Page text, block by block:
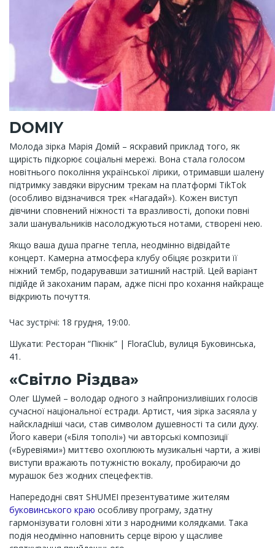
DOMIY
Молода зірка Марія Домій – яскравий приклад того, як
щирість підкорює соціальні мережі. Вона стала голосом
новітнього покоління української лірики, отримавши шалену
підтримку завдяки вірусним трекам на платформі TikTok
(особливо відзначився трек «Нагадай»). Кожен виступ
дівчини сповнений ніжності та вразливості, допоки повні
зали шанувальників насолоджуються нотами, створені нею.
Якщо ваша душа прагне тепла, неодмінно відвідайте
концерт. Камерна атмосфера клубу обіцяє розкрити її
ніжний тембр, подарувавши затишний настрій. Цей варіант
підійде й закоханим парам, адже пісні про кохання найкраще
відкриють почуття.
Час зустрічі: 18 грудня, 19:00.
Шукати: Ресторан “Пікнік” | FloraClub, вулиця Буковинська,
41.
«Світло Різдва»
Олег Шумей – володар одного з найпронизливіших голосів
сучасної національної естради. Артист, чия зірка засяяла у
найскладніші часи, став символом душевності та сили духу.
Його кавери («Біля тополі») чи авторські композиції
(«Буревіями») миттєво охоплюють музикальні чарти, а живі
виступи вражають потужністю вокалу, пробираючи до
мурашок без жодних спецефектів.
Напередодні свят SHUMEI презентуватиме жителям
буковинського краю особливу програму, здатну
гармонізувати головні хіти з народними колядками. Така
подія неодмінно наповнить серце вірою у щасливе